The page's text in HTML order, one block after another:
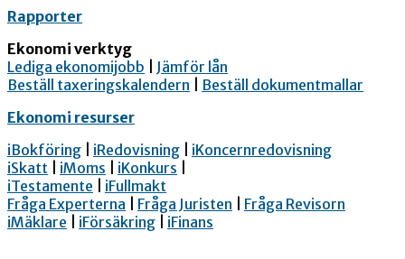
Rapporter
Ekonomi verktyg
Lediga ekonomijobb
Jämför lån
Beställ taxeringskalendern
Beställ dokumentmallar
Ekonomi resurser
iBokföring
iRedovisning
iKoncernredovisning
iSkatt
iMoms iKonkurs
iTestamente
iFullmakt
Fråga Experterna
Fråga Juristen
Fråga Revisorn
iMäklare
iFörsäkring iFinans